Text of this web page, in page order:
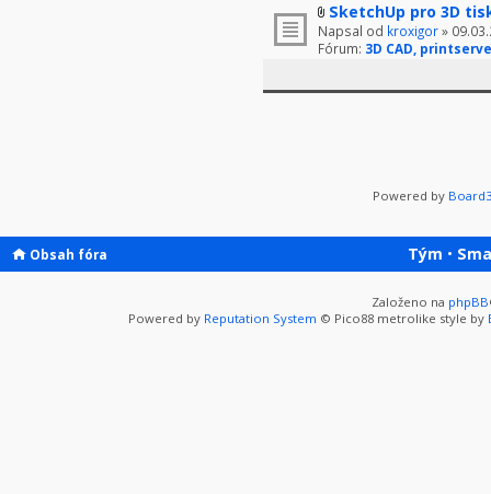
SketchUp pro 3D
Napsal od kroxigor»
Fórum: 3D CAD,
Powered by
Obsah fóra Tým •
Založeno na phpBB
Powered by Reputation System © Pico88 metrolike style by